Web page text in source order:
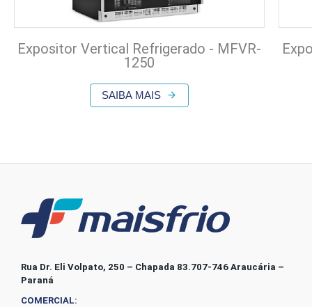
Expositor Vertical Refrigerado - MFVR-
1250
SAIBA MAIS
Rua Dr. Eli Volpato, 250 – Chapada 83.707-746 Araucária –
Paraná
COMERCIAL: